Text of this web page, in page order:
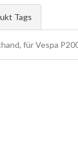
Tags
für Vespa